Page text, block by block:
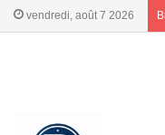
vendredi, août 7 2026